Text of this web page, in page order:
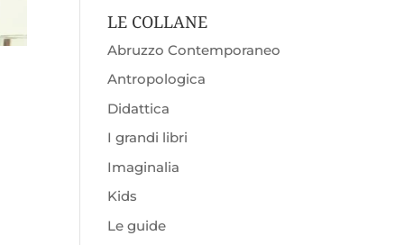
LE COLLANE
Abruzzo Contemporaneo
Antropologica
Didattica
I grandi libri
Imaginalia
Kids
Le guide